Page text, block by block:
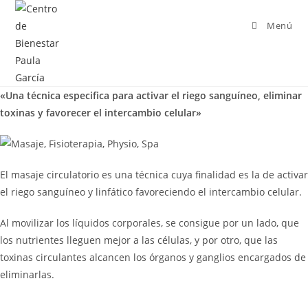
Menú
«Una técnica especifica para activar el riego sanguíneo, eliminar
toxinas y favorecer el intercambio celular»
El masaje circulatorio es una técnica cuya finalidad es la de activar
el riego sanguíneo y linfático favoreciendo el intercambio celular.
Al movilizar los líquidos corporales, se consigue por un lado, que
los nutrientes lleguen mejor a las células, y por otro, que las
toxinas circulantes alcancen los órganos y ganglios encargados de
eliminarlas.